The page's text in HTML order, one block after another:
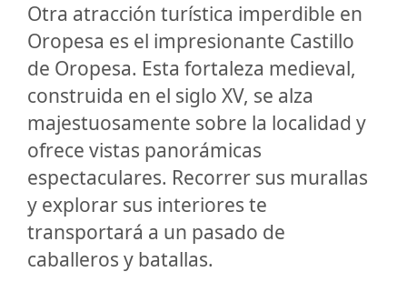
Otra atracción turística imperdible en
Oropesa es el impresionante Castillo
de Oropesa. Esta fortaleza medieval,
construida en el siglo XV, se alza
majestuosamente sobre la localidad y
ofrece vistas panorámicas
espectaculares. Recorrer sus murallas
y explorar sus interiores te
transportará a un pasado de
caballeros y batallas.